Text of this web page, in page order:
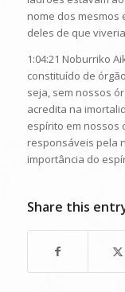
nome dos mesmos
deles de que
1:04:21 Noburriko
constituído de
seja, sem nossos
acredita na
espírito em nossos
responsáveis pela
importância do
Share this